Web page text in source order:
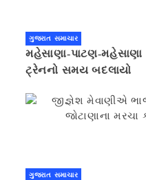
ગુજરાત સમાચાર
મહેસાણા-પાટણ-
ટ્રેનનો સમય બદલાયો
ગુજરાત સમાચાર